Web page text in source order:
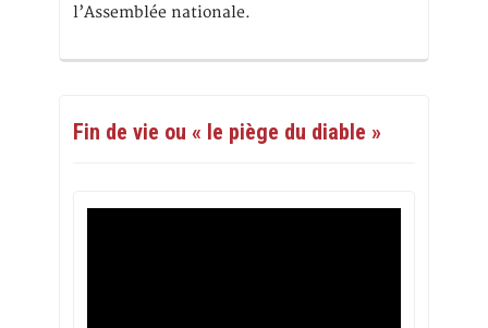
l’Assemblée nationale.
Fin de vie ou « le piège du diable »